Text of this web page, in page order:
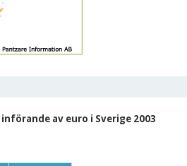
av euro i Sverige 2003